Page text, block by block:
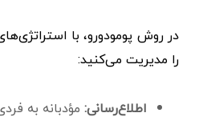
در روش پومودورو، با
را مدیریت می‌کنید:
اطلاع‌رسانی: مؤدبانه به